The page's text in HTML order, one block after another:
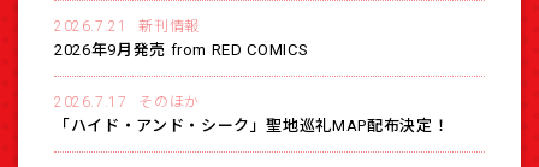
2026.7.21 新刊情報
2026年9月発売 from RED COMICS
2026.7.17 そのほか
「ハイド・アンド・シーク」聖地巡礼MAP配布決定！